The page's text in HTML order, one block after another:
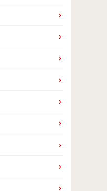
›
›
›
›
›
›
›
›
›